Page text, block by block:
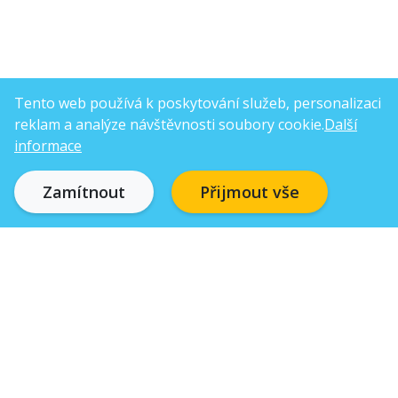
Tento web používá k poskytování služeb, personalizaci
reklam a analýze návštěvnosti soubory cookie.Další
informace
Zamítnout Přijmout vše